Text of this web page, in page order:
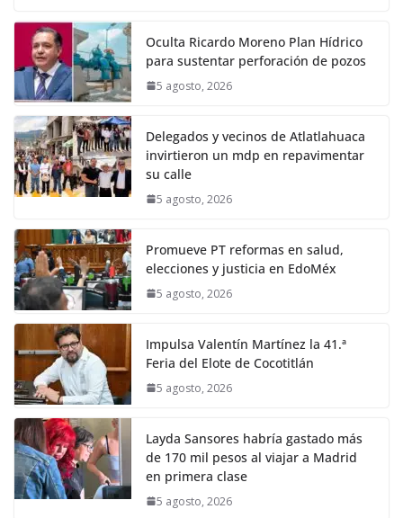
Oculta Ricardo Moreno Plan Hídrico
para sustentar perforación de pozos
5 agosto, 2026
Delegados y vecinos de Atlatlahuaca
invirtieron un mdp en repavimentar
su calle
5 agosto, 2026
Promueve PT reformas en salud,
elecciones y justicia en EdoMéx
5 agosto, 2026
Impulsa Valentín Martínez la 41.ª
Feria del Elote de Cocotitlán
5 agosto, 2026
Layda Sansores habría gastado más
de 170 mil pesos al viajar a Madrid
en primera clase
5 agosto, 2026